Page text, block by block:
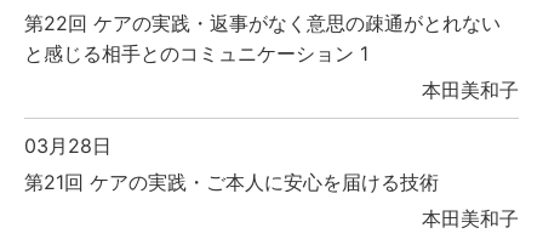
第22回 ケアの実践・返事がなく意思の疎通がとれない
と感じる相手とのコミュニケーション 1
本田美和子
03月28日
第21回 ケアの実践・ご本人に安心を届ける技術
本田美和子